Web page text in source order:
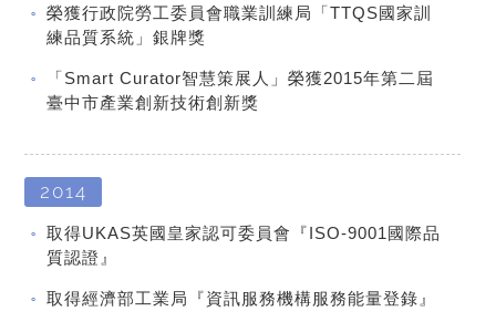
榮獲行政院勞工委員會職業訓練局「TTQS國家訓
練品質系統」銀牌獎
「Smart Curator智慧策展人」榮獲2015年第二屆
臺中市產業創新技術創新獎
2014
取得UKAS英國皇家認可委員會『ISO-9001國際品
質認證』
取得經濟部工業局『資訊服務機構服務能量登錄』